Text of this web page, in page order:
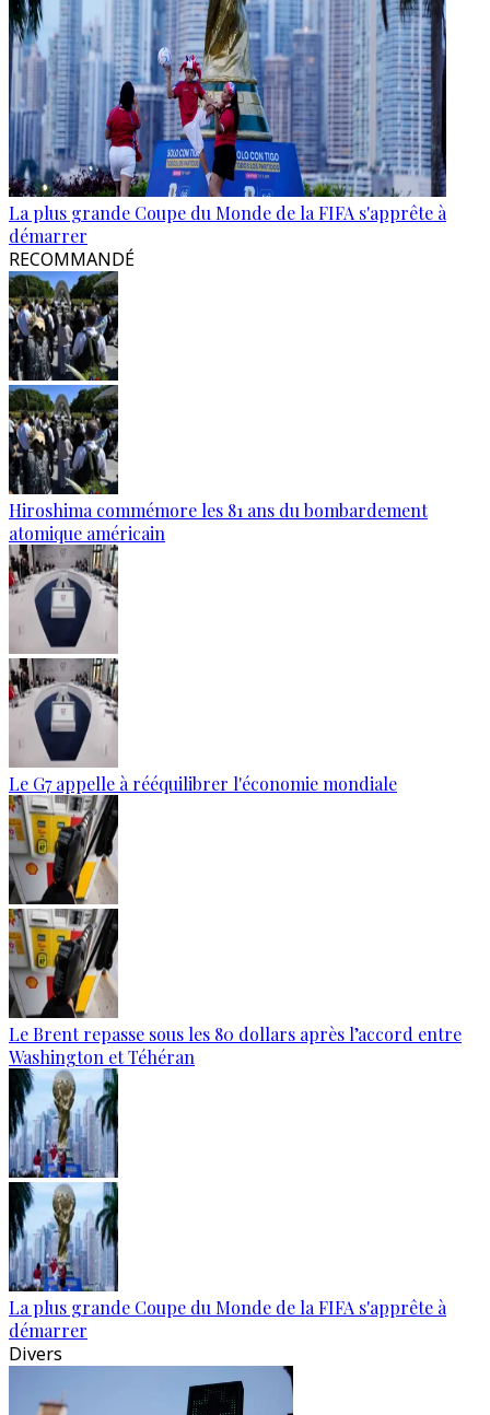
La plus grande Coupe du Monde de la FIFA s'apprête à
démarrer
RECOMMANDÉ
Hiroshima commémore les 81 ans du bombardement
atomique américain
Le G7 appelle à rééquilibrer l'économie mondiale
Le Brent repasse sous les 80 dollars après l’accord entre
Washington et Téhéran
La plus grande Coupe du Monde de la FIFA s'apprête à
démarrer
Divers